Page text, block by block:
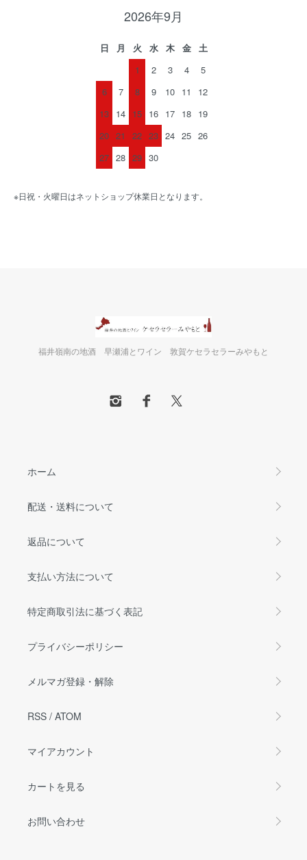
2026年9月
日 月 火 水 木 金
土
1
2 3 4
5
6
7 8 9 10 11
12
13 14 15 16 17 18 19
20 21 22 23 24 25 26
27 28 29 30
※日祝・火曜日はネットショップ休業日となります。
福井嶺南の地酒 早瀬浦とワイン 敦賀ケセラセラーみやもと
ホーム
配送・送料について
返品について
支払い方法について
特定商取引法に基づく表記
プライバシーポリシー
メルマガ登録・解除
RSS / ATOM
マイアカウント
カートを見る
お問い合わせ